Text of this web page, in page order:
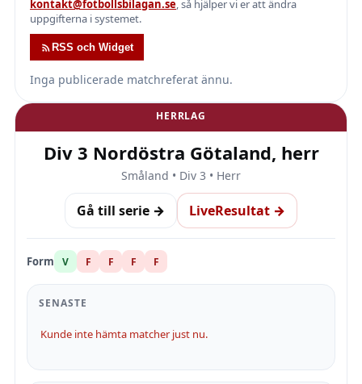
kontakt@fotbollsbilagan.se, så hjälper vi er att ändra
uppgifterna i systemet.
RSS och Widget
Inga publicerade matchreferat ännu.
HERRLAG
Div 3 Nordöstra Götaland, herr
Småland • Div 3 • Herr
Gå till serie → LiveResultat →
Form V F F F F
SENASTE
Kunde inte hämta matcher just nu.